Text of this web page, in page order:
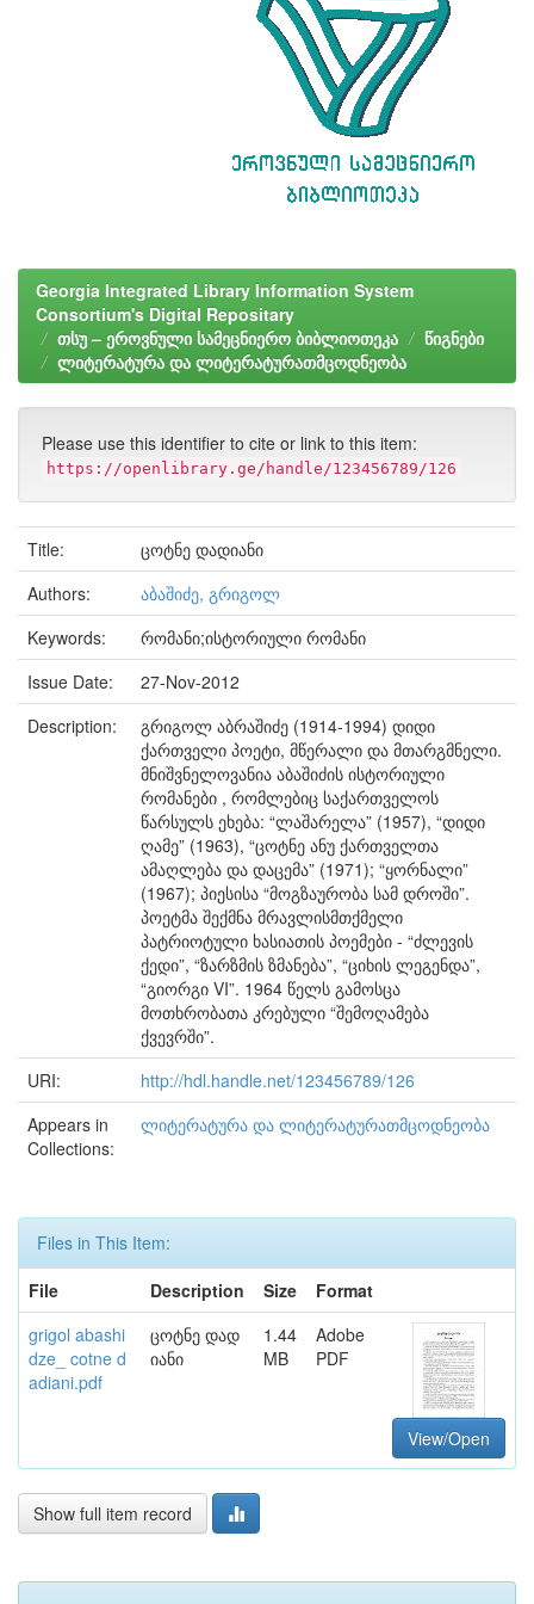
Georgia Integrated Library Information System
Consortium's Digital Repositary
თსუ – ეროვნული სამეცნიერო ბიბლიოთეკა
წიგნები
ლიტერატურა და ლიტერატურათმცოდნეობა
Please use this identifier to cite or link to this item:
https://openlibrary.ge/handle/123456789/126
Title:
ცოტნე დადიანი
Authors:
აბაშიძე, გრიგოლ
Keywords:
რომანი;ისტორიული რომანი
Issue Date:
27-Nov-2012
Description:
გრიგოლ აბრაშიძე (1914-1994) დიდი
ქართველი პოეტი, მწერალი და მთარგმნელი.
მნიშვნელოვანია აბაშიძის ისტორიული
რომანები , რომლებიც საქართველოს
წარსულს ეხება: “ლაშარელა” (1957), “დიდი
ღამე” (1963), “ცოტნე ანუ ქართველთა
ამაღლება და დაცემა” (1971); “ყორნალი”
(1967); პიესისა “მოგზაურობა სამ დროში”.
პოეტმა შექმნა მრავლისმთქმელი
პატრიოტული ხასიათის პოემები - “ძლევის
ქედი”, “ზარზმის ზმანება”, “ციხის ლეგენდა”,
“გიორგი VI”. 1964 წელს გამოსცა
მოთხრობათა კრებული “შემოღამება
ქვევრში”.
URI:
http://hdl.handle.net/123456789/126
Appears in
Collections:
ლიტერატურა და ლიტერატურათმცოდნეობა
Files in This Item:
File
Description Size
Format
grigol abashi
dze_ cotne d
adiani.pdf
ცოტნე დად
იანი
1.44
MB
Adobe
PDF
View/Open
Show full item record